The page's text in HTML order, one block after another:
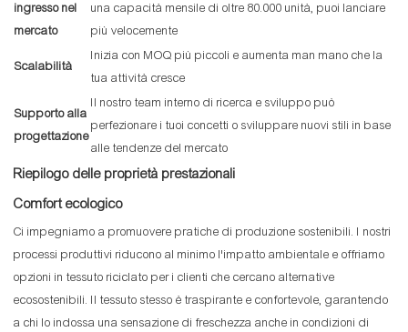
ingresso nel
mercato
una capacità mensile di oltre 80.000 unità, puoi lanciare
più velocemente
Scalabilità
Inizia con MOQ più piccoli e aumenta man mano che la
tua attività cresce
Supporto alla
progettazione
Il nostro team interno di ricerca e sviluppo può
perfezionare i tuoi concetti o sviluppare nuovi stili in base
alle tendenze del mercato
Riepilogo delle proprietà prestazionali
Comfort ecologico
Ci impegniamo a promuovere pratiche di produzione sostenibili. I nostri
processi produttivi riducono al minimo l'impatto ambientale e offriamo
opzioni in tessuto riciclato per i clienti che cercano alternative
ecosostenibili. Il tessuto stesso è traspirante e confortevole, garantendo
a chi lo indossa una sensazione di freschezza anche in condizioni di